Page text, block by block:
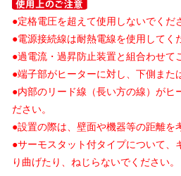
●定格電圧を超えて使用しないでくだ
●電源接続線は耐熱電線を使用してく
●過電流・過昇防止装置と組合わせて
●端子部がヒーターに対し、下側ま
●内部のリード線（長い方の線）が
ださい。
●設置の際は、壁面や機器等の距離
●サーモスタット付タイプについて
り曲げたり、ねじらないでください。